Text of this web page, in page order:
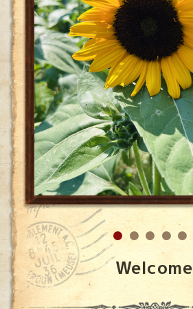
Welcome